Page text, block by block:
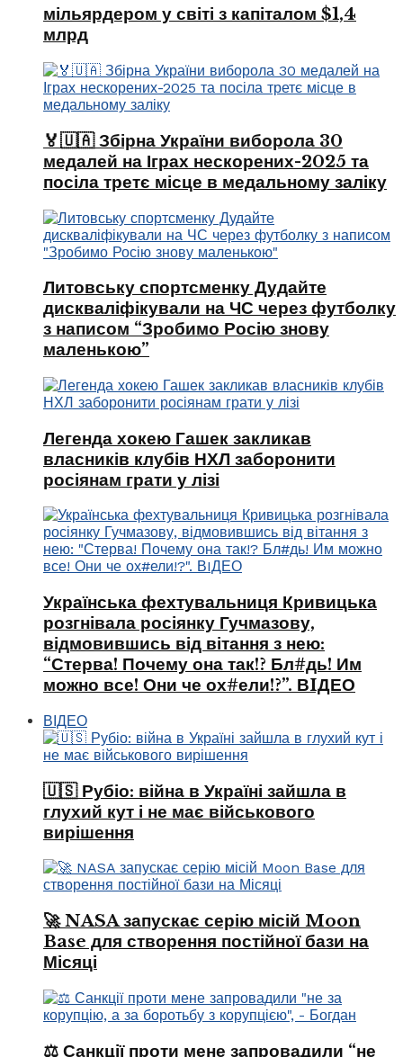
мільярдером у світі з капіталом $1,4
млрд
🏅🇺🇦 Збірна України виборола 30
медалей на Іграх нескорених-2025 та
посіла третє місце в медальному заліку
Литовську спортсменку Дудайте
дискваліфікували на ЧС через футболку
з написом “Зробимо Росію знову
маленькою”
Легенда хокею Гашек закликав
власників клубів НХЛ заборонити
росіянам грати у лізі
Українська фехтувальниця Кривицька
розгнівала росіянку Гучмазову,
відмовившись від вітання з нею:
“Стерва! Почему она так!? Бл#дь! Им
можно все! Они че ох#ели!?”. ВIДЕО
ВІДЕО
🇺🇸 Рубіо: війна в Україні зайшла в
глухий кут і не має військового
вирішення
🚀 NASA запускає серію місій Moon
Base для створення постійної бази на
Місяці
⚖️ Санкції проти мене запровадили “не